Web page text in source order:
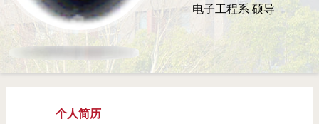
电子工程系 硕导
个人简历